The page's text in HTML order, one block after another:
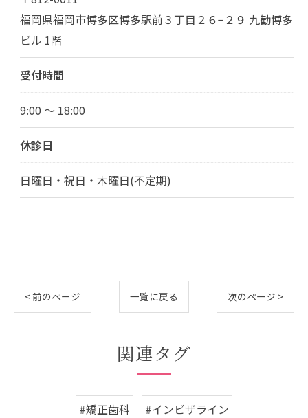
福岡県福岡市博多区博多駅前３丁目２６−２９ 九勧博多
ビル 1階
受付時間
9:00 ～ 18:00
休診日
日曜日・祝日・木曜日(不定期)
< 前のページ 一覧に戻る 次のページ >
関連タグ
#矯正歯科
#インビザライン